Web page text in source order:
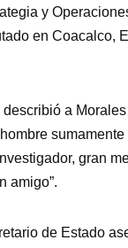
y
en Coacalco,
a
gran
amigo”.
de Estado